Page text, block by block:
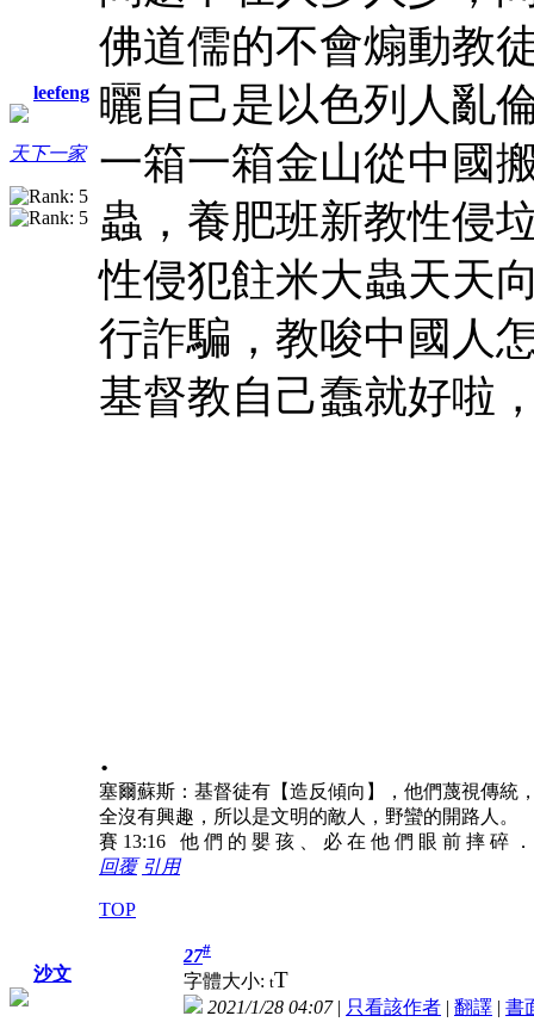
leefeng
天下一家
佛道儒的不會煽動教
曬自己是以色列人亂
一箱一箱金山從中國
蟲，養肥班新教性侵
性侵犯飳米大蟲天天
行詐騙，教唆中國人
基督教自己蠢就好啦
.
塞爾蘇斯：基督徒有【造反傾向】，他們蔑視傳統
全沒有興趣，所以是文明的敵人，野蠻的開路人。
賽 13:16 他 們 的 嬰 孩 、 必 在 他 們 眼 前 摔 碎
回覆 引用
TOP
沙文
27#
字體大小: tT
2021/1/28 04:07| 只看該作者 | 翻譯 | 書